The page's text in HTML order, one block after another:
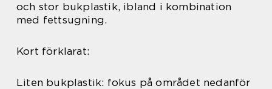
och stor bukplastik, ibland i kombination
med fettsugning.
Kort förklarat:
Liten bukplastik: fokus på området nedanför